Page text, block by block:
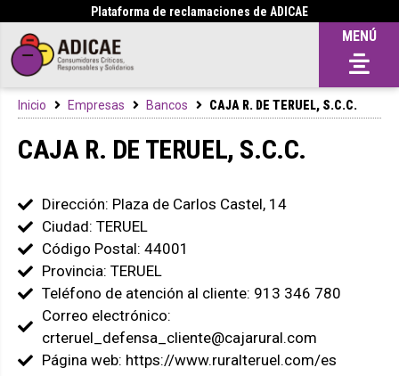
Plataforma de reclamaciones de ADICAE
MENÚ
Inicio Empresas Bancos CAJA R. DE TERUEL, S.C.C.
CAJA R. DE TERUEL, S.C.C.
Dirección: Plaza de Carlos Castel, 14
Ciudad: TERUEL
Código Postal: 44001
Provincia: TERUEL
Teléfono de atención al cliente: 913 346 780
Correo electrónico:
crteruel_defensa_cliente@cajarural.com
Página web: https://www.ruralteruel.com/es